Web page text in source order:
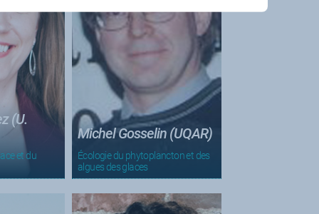
(U.
et du
Michel Gosselin (UQAR)
Écologie du phytoplancton et des
algues des glaces